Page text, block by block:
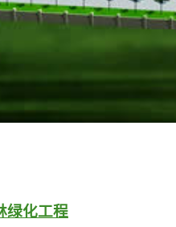
绿化工程